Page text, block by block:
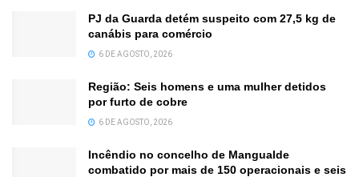
PJ da Guarda detém suspeito com 27,5 kg de
canábis para comércio
6 DE AGOSTO, 2026
Região: Seis homens e uma mulher detidos
por furto de cobre
6 DE AGOSTO, 2026
Incêndio no concelho de Mangualde
combatido por mais de 150 operacionais e seis